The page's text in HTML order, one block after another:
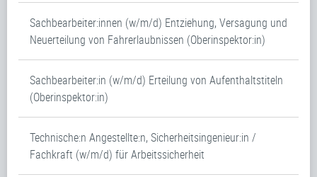
Sachbearbeiter:innen (w/m/d) Entziehung, Versagung und
Neuerteilung von Fahrerlaubnissen (Oberinspektor:in)
Sachbearbeiter:in (w/m/d) Erteilung von Aufenthaltstiteln
(Oberinspektor:in)
Technische:n Angestellte:n, Sicherheitsingenieur:in /
Fachkraft (w/m/d) für Arbeitssicherheit